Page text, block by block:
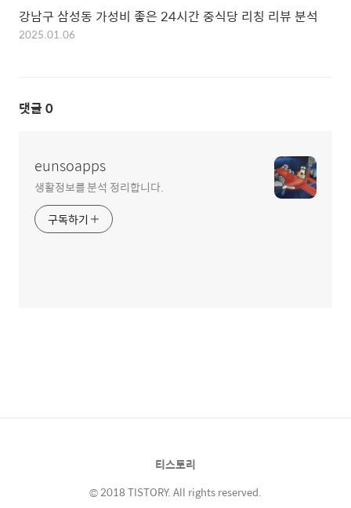
강남구 삼성동 가성비 좋은 24시간 중식당 리칭 리뷰 분석
2025.01.06
댓글 0
eunsoapps
생활정보를 분석 정리합니다.
구독하기
티스토리
© 2018 TISTORY. All rights reserved.